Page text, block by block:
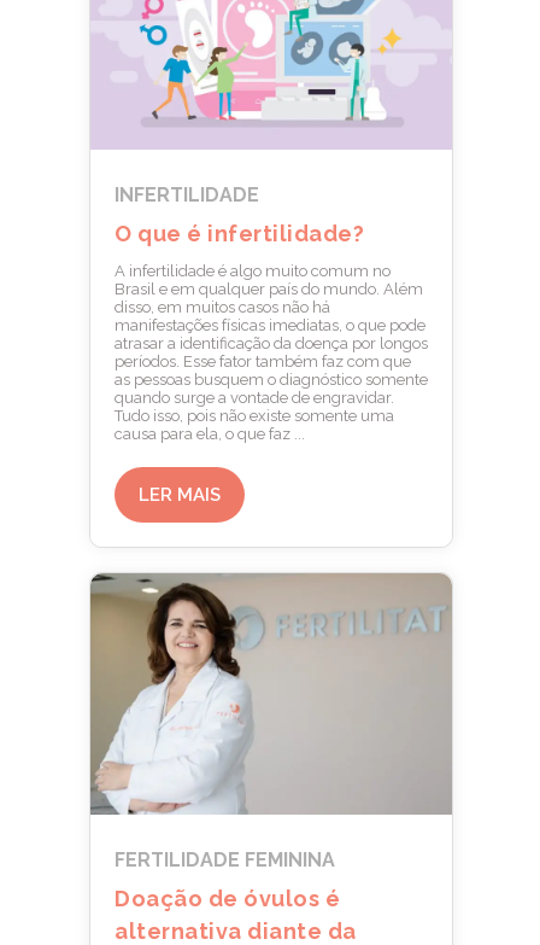
INFERTILIDADE
O que é infertilidade?
A infertilidade é algo muito comum no
Brasil e em qualquer país do mundo. Além
disso, em muitos casos não há
manifestações físicas imediatas, o que pode
atrasar a identificação da doença por longos
períodos. Esse fator também faz com que
as pessoas busquem o diagnóstico somente
quando surge a vontade de engravidar.
Tudo isso, pois não existe somente uma
causa para ela, o que faz ...
LER MAIS
FERTILIDADE FEMININA
Doação de óvulos é
alternativa diante da